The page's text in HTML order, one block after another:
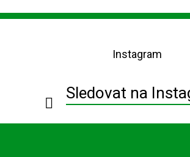
Z
Instagram
Sledovat na